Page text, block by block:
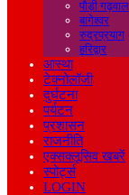
पौड़ी गढ़वाल
बागेश्वर
रुद्रप्रयाग
हरिद्वार
आस्था
टेक्नोलॉजी
दुर्घटना
पर्यटन
प्रशासन
राजनीति
एक्सक्लूसिव खबरें
स्पोर्ट्स
LOGIN